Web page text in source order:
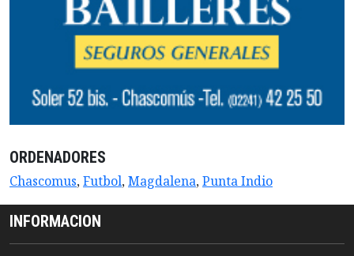
ORDENADORES
Chascomus,Futbol,Magdalena,Punta Indio
INFORMACION